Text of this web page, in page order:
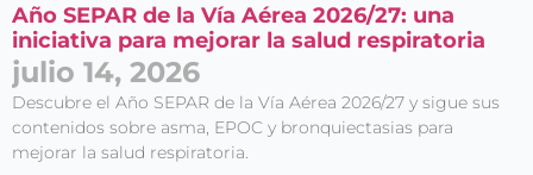
Año SEPAR de la Vía Aérea 2026/27: una
iniciativa para mejorar la salud respiratoria
julio 14, 2026
Descubre el Año SEPAR de la Vía Aérea 2026/27 y sigue sus
contenidos sobre asma, EPOC y bronquiectasias para
mejorar la salud respiratoria.